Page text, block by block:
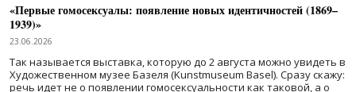
«Первые гомосексуалы: появление новых идентичностей (1869–
1939)»
23.06.2026
Так называется выставка, которую до 2 августа можно увидеть в
Художественном музее Базеля (Kunstmuseum Basel). Сразу скажу:
речь идет не о появлении гомосексуальности как таковой, а о